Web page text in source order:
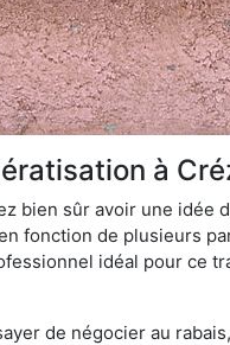
à
bien sûr avoir une
fonction de plusieurs
idéal pour ce
de négocier au